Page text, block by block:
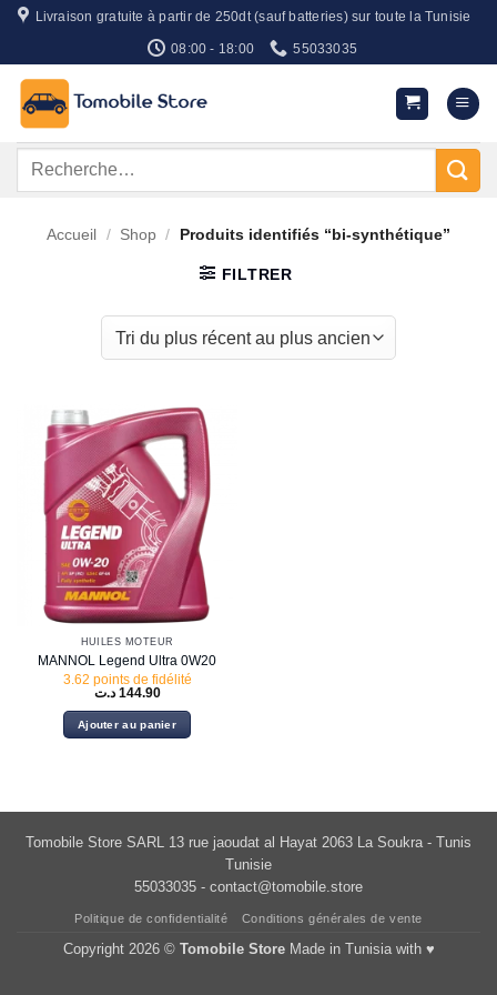
Passer
contenu
Livraison gratuite à partir de 250dt (sauf batteries) sur toute la Tunisie
08:00 - 18:00 55033035
Recherche
Accueil / Shop / Produits identifiés “bi-synthétique”
FILTRER
HUILES MOTEUR
MANNOL Legend Ultra 0W20
3.62 points de fidélité
144.90 د.ت
Ajouter au panier
Tomobile Store SARL 13 rue jaoudat al Hayat 2063 La Soukra - Tunis
Tunisie
55033035 - contact@tomobile.store
Politique de confidentialité Conditions générales de vente
Copyright 2026 © Tomobile StoreMade in Tunisia with ♥